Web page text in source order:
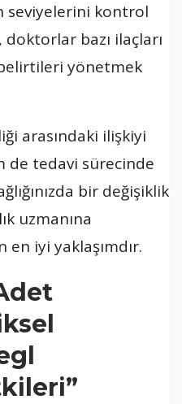
seviyelerini kontrol
bazı ilaçları
yönetmek
arasındaki ilişkiyi
de tedavi sürecinde
bir değişiklik
uzmanına
en iyi yaklaşımdır.